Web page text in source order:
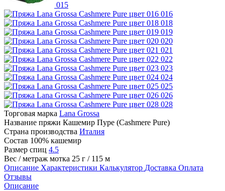
015
016
018
019
020
021
022
023
024
025
026
028
Торговая марка Lana Grossa
Название пряжи Кашемир Пуре (Cashmere Pure)
Страна производства Италия
Состав 100% кашемир
Размер спиц 4.5
Вес / метраж мотка 25 г / 115 м
Описание Характеристики Калькулятор Доставка Оплата
Отзывы
Описание